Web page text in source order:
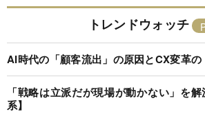
トレンドウォッチ
AI時代の「顧客流出」の原因とCX変革の
「戦略は立派だが現場が動かない」を
系】